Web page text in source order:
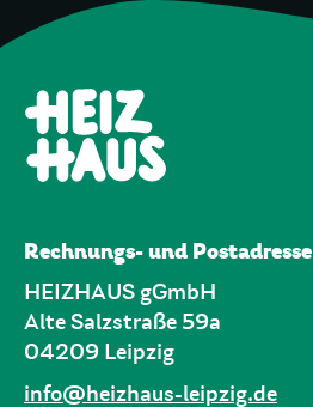
Rechnungs- und Postadresse
HEIZHAUS gGmbH
Alte Salzstraße 59a
04209 Leipzig
info@heizhaus-leipzig.de